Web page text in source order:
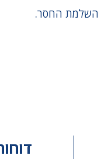
השלמת החסר.